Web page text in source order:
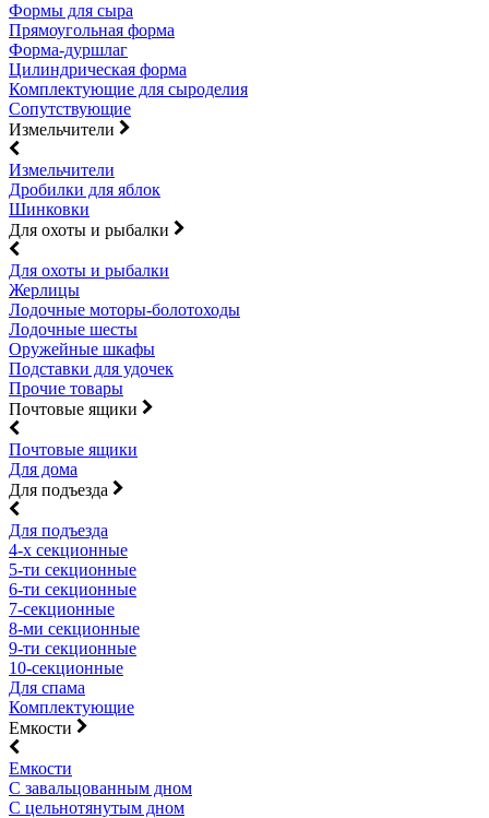
Формы для сыра
Прямоугольная форма
Форма-дуршлаг
Цилиндрическая форма
Комплектующие для сыроделия
Сопутствующие
Измельчители
Измельчители
Дробилки для яблок
Шинковки
Для охоты и рыбалки
Для охоты и рыбалки
Жерлицы
Лодочные моторы-болотоходы
Лодочные шесты
Оружейные шкафы
Подставки для удочек
Прочие товары
Почтовые ящики
Почтовые ящики
Для дома
Для подъезда
Для подъезда
4-х секционные
5-ти секционные
6-ти секционные
7-секционные
8-ми секционные
9-ти секционные
10-секционные
Для спама
Комплектующие
Емкости
Емкости
С завальцованным дном
С цельнотянутым дном